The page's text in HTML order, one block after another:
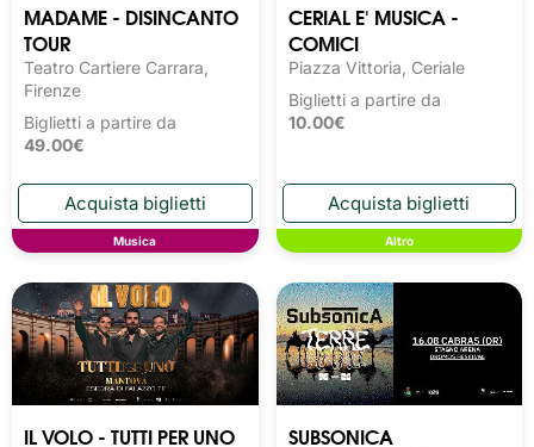
MADAME - DISINCANTO
TOUR
Teatro Cartiere Carrara,
Firenze
Biglietti a partire da
49.00€
Musica
CERIAL E' MUSICA -
COMICI
Piazza Vittoria, Ceriale
Biglietti a partire da
10.00€
Altro
IL VOLO - TUTTI PER UNO SUBSONICA